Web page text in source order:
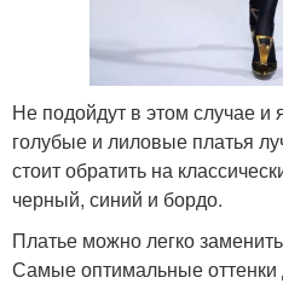
Не подойдут в этом случае и
голубые и лиловые платья
стоит обратить на
черный, синий и бордо.
Платье можно легко
Самые оптимальные оттенки